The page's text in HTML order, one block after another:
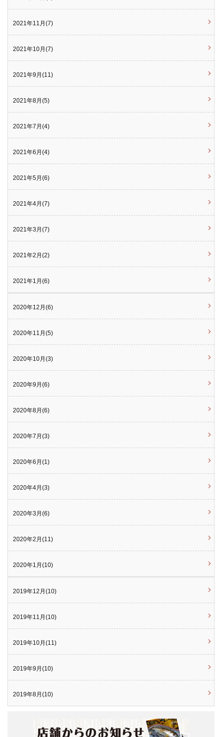
2021年11月(7)
2021年10月(7)
2021年9月(11)
2021年8月(5)
2021年7月(4)
2021年6月(4)
2021年5月(6)
2021年4月(7)
2021年3月(7)
2021年2月(2)
2021年1月(6)
2020年12月(6)
2020年11月(5)
2020年10月(3)
2020年9月(6)
2020年8月(6)
2020年7月(3)
2020年6月(1)
2020年4月(3)
2020年3月(6)
2020年2月(11)
2020年1月(10)
2019年12月(10)
2019年11月(10)
2019年10月(11)
2019年9月(10)
2019年8月(10)